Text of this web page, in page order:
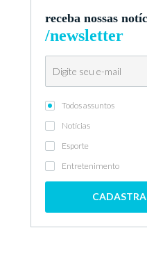
receba nossas
/newsletter
Todos assuntos
Notícias
Esporte
Entretenimento